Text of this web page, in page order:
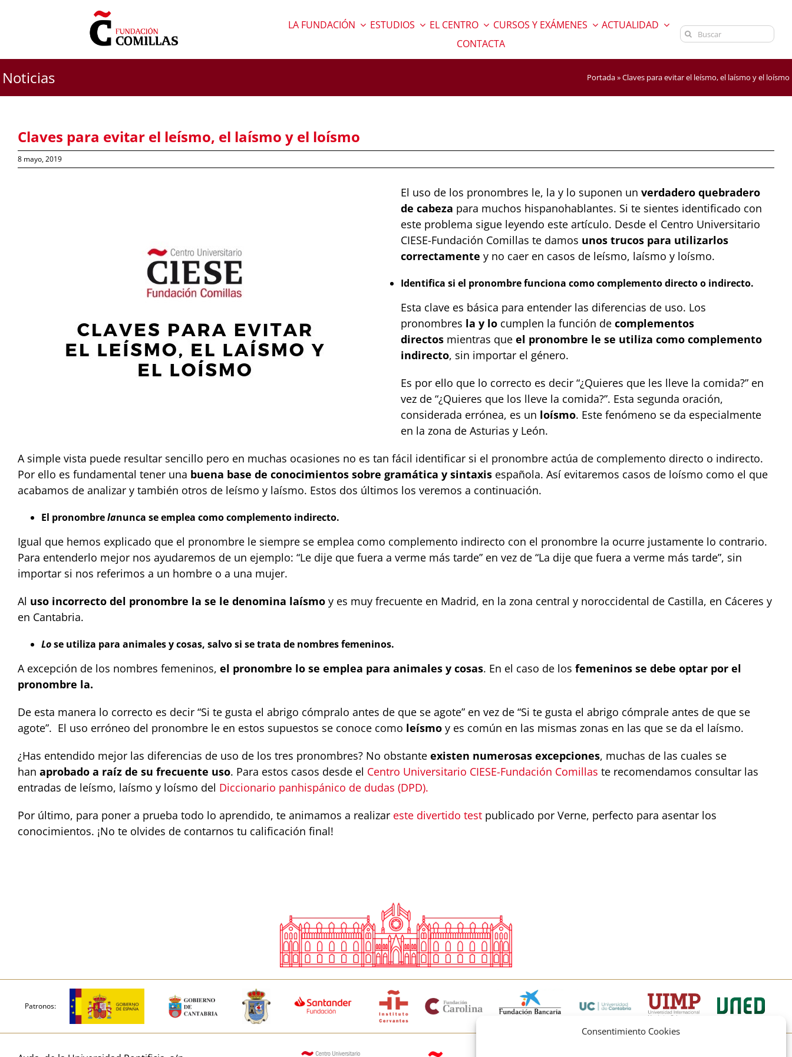
Consentimiento Cookies
LA FUNDACIÓN ESTUDIOS EL CENTRO CURSOS Y EXÁMENES
ACTUALIDAD
CONTACTA
Buscar:
Noticias Portada»Claves para evitar el leísmo, el laísmo y el loísmo
Claves para evitar el leísmo, el laísmo y el loísmo
8 mayo, 2019
El uso de los pronombres le, la y lo suponen un verdadero quebradero
de cabeza para muchos hispanohablantes. Si te sientes identificado con
este problema sigue leyendo este artículo. Desde el Centro Universitario
CIESE-Fundación Comillas te damos unos trucos para utilizarlos
correctamente y no caer en casos de leísmo, laísmo y loísmo.
Identifica si el pronombre funciona como complemento directo o indirecto.
Esta clave es básica para entender las diferencias de uso. Los
pronombres la y lo cumplen la función de complementos
directos mientras que el pronombre le se utiliza como complemento
indirecto, sin importar el género.
Es por ello que lo correcto es decir “¿Quieres que les lleve la comida?” en
vez de “¿Quieres que los lleve la comida?”. Esta segunda oración,
considerada errónea, es un loísmo. Este fenómeno se da especialmente
en la zona de Asturias y León.
A simple vista puede resultar sencillo pero en muchas ocasiones no es tan fácil identificar si el pronombre actúa de complemento directo o indirecto.
Por ello es fundamental tener una buena base de conocimientos sobre gramática y sintaxis española. Así evitaremos casos de loísmo como el que
acabamos de analizar y también otros de leísmo y laísmo. Estos dos últimos los veremos a continuación.
El pronombrelanunca se emplea como complemento indirecto.
Igual que hemos explicado que el pronombre le siempre se emplea como complemento indirecto con el pronombre la ocurre justamente lo contrario.
Para entenderlo mejor nos ayudaremos de un ejemplo: “Le dije que fuera a verme más tarde” en vez de “La dije que fuera a verme más tarde”, sin
importar si nos referimos a un hombre o a una mujer.
Al uso incorrecto del pronombre la se le denomina laísmo y es muy frecuente en Madrid, en la zona central y noroccidental de Castilla, en Cáceres y
en Cantabria.
Lose utiliza para animales y cosas, salvo si se trata de nombres femeninos.
A excepción de los nombres femeninos, el pronombre lo se emplea para animales y cosas. En el caso de los femeninos se debe optar por el
pronombre la.
De esta manera lo correcto es decir “Si te gusta el abrigo cómpralo antes de que se agote” en vez de “Si te gusta el abrigo cómprale antes de que se
agote”. El uso erróneo del pronombre le en estos supuestos se conoce como leísmo y es común en las mismas zonas en las que se da el laísmo.
¿Has entendido mejor las diferencias de uso de los tres pronombres? No obstante existen numerosas excepciones, muchas de las cuales se
han aprobado a raíz de su frecuente uso. Para estos casos desde el Centro Universitario CIESE-Fundación Comillas te recomendamos consultar las
entradas de leísmo, laísmo y loísmo del Diccionario panhispánico de dudas (DPD).
Por último, para poner a prueba todo lo aprendido, te animamos a realizar este divertido test publicado por Verne, perfecto para asentar los
conocimientos. ¡No te olvides de contarnos tu calificación final!
Patronos: